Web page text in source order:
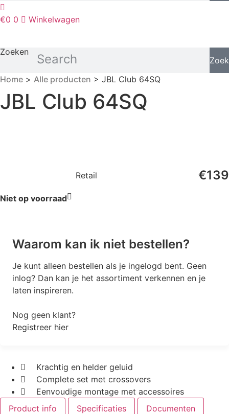
€0 0 Winkelwagen
Zoeken
Zoek
Home > Alle producten > JBL Club 64SQ
JBL Club 64SQ
Retail €139
Niet op voorraad
Waarom kan ik niet bestellen?
Je kunt alleen bestellen als je ingelogd bent. Geen
inlog? Dan kan je het assortiment verkennen en je
laten inspireren.
Nog geen klant?
Registreer hier
Krachtig en helder geluid
Complete set met crossovers
Eenvoudige montage met accessoires
Product info
Specificaties Documenten